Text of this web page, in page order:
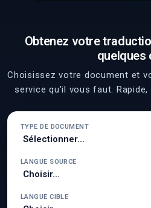
Obtenez votre
quelques
Choisissez votre document et
service qu'il vous faut. Rapide,
TYPE DE DOCUMENT
LANGUE SOURCE
LANGUE CIBLE